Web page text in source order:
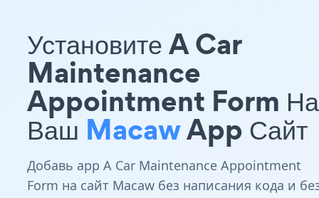
Установите A Car
Maintenance
Appointment Form На
Ваш MacawApp Сайт
Добавь app A Car Maintenance Appointment
Form на сайт Macaw без написания кода и